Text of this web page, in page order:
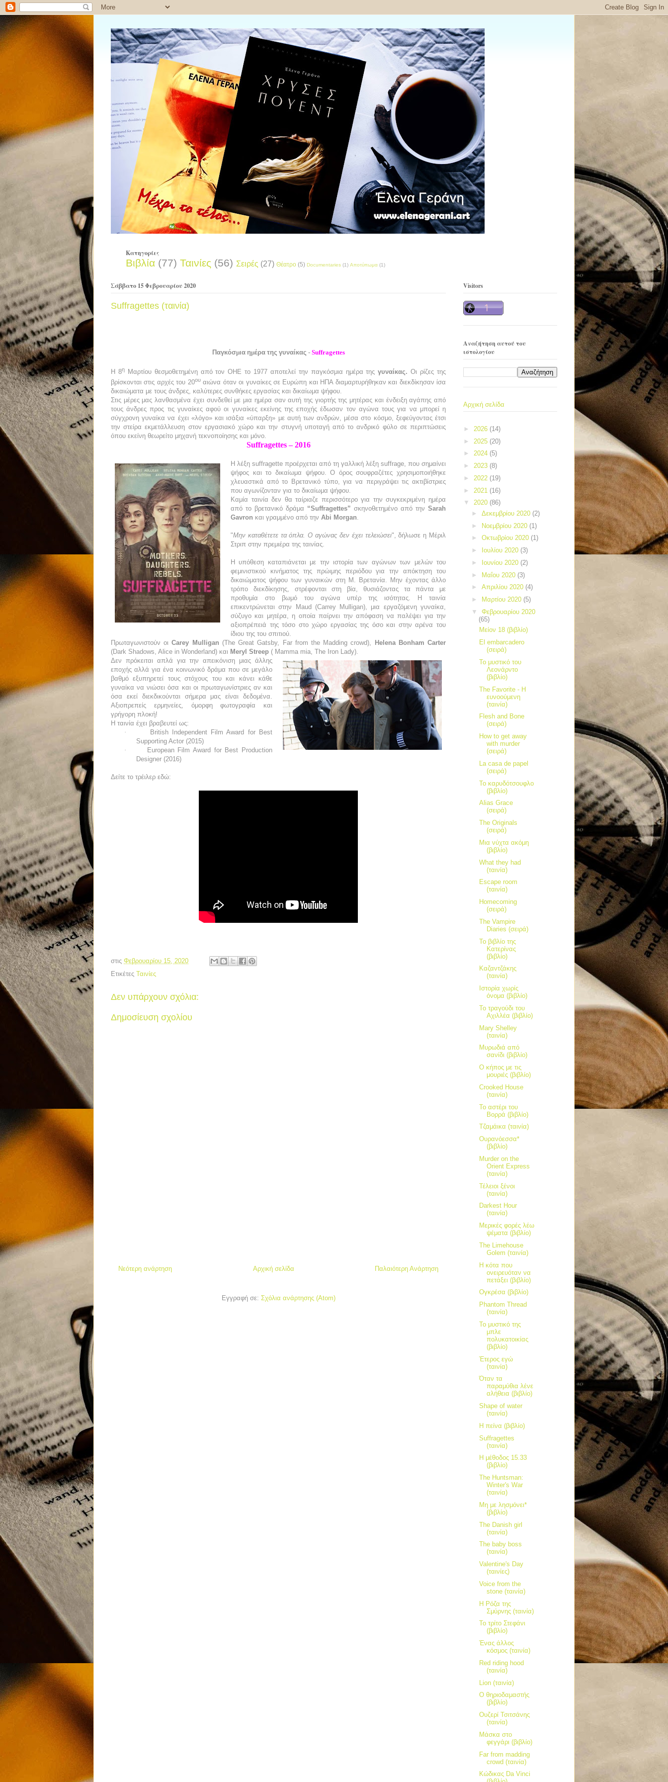
Κατηγορίες
Βιβλία (77) Ταινίες (56) Σειρές (27) Θέατρο (5) Documentaries (1) Αποτύπωμα (1)
Σάββατο 15 Φεβρουαρίου 2020
Suffragettes (ταινία)
Παγκόσμια ημέρα της γυναίκας - Suffragettes
Η 8ηΜαρτίου θεσμοθετημένη από τον ΟΗΕ το 1977 αποτελεί την παγκόσμια ημέρα τηςγυναίκας.Οι ρίζες της
βρίσκονται στις αρχές του 20ουαιώνα όταν οι γυναίκες σε Ευρώπη και ΗΠΑ διαμαρτυρήθηκαν και διεκδίκησαν ίσα
δικαιώματα με τους άνδρες, καλύτερες συνθήκες εργασίας και δικαίωμα ψήφου.
Στις μέρες μας λανθασμένα έχει συνδεθεί με μια ημέρα σαν αυτή της γιορτής της μητέρας και ένδειξη αγάπης από
τους άνδρες προς τις γυναίκες αφού οι γυναίκες εκείνης της εποχής έδωσαν τον αγώνα τους για να μπορεί η
σύγχρονη γυναίκα να έχει «λόγο» και ισάξια «ύπαρξη» με αυτή των ανδρών, μέσα στο κόσμο, ξεφεύγοντας έτσι
την στείρα εκμετάλλευση στον εργασιακό χώρο και την στυγνή υποταγή από το ανδρικό φύλο σε περιπτώσεις
όπου εκείνη θεωρείτο μηχανή τεκνοποίησης και μόνο.
Suffragettes– 2016
Η λέξη suffragette προέρχεται από τη γαλλική λέξη suffrage, που σημαίνει
ψήφος και το δικαίωμα ψήφου. Ο όρος σουφραζέτες χρησιμοποιήθηκε
χλευαστικά από το Βρετανικό τύπο, για να περιγράψει τις ακτιβίστριες
που αγωνίζονταν για το δικαίωμα ψήφου.
Καμία ταινία δεν θα ταίριαζε περισσότερο για την συγκεκριμένη ημέρα
από το βρετανικό δράμα “Suffragettes” σκηνοθετημένο από την Sarah
Gavron και γραμμένο από την Abi Morgan.
"Μην καταθέτετε τα όπλα. Ο αγώνας δεν έχει τελειώσει", δήλωσε η Μέριλ
Στριπ στην πρεμιέρα της ταινίας.
Η υπόθεση καταπιάνεται με την ιστορία των αγώνων των μελών του
φεμινιστικού κινήματος της πρώιμης περιόδου για την απόκτηση του
δικαιώματος ψήφου των γυναικών στη Μ. Βρετανία. Μην έχοντας άλλο
τρόπο διεκδίκησης, στρέφονται στη βία, θυσιάζοντας
τα πάντα με
προθυμία στο βωμό του αγώνα υπέρ της ισότητας. Η ταινία
επικεντρώνεται στην Maud (CarreyMulligan), μια εργαζόμενη γυναίκα,
σύζυγο και μητέρα, η οποία παίρνει την απόφαση να παλέψει για την
αξιοπρέπειά της τόσο στο χώρο εργασίας της όσο και στην αρένα του
ίδιου της του σπιτιού.
Πρωταγωνιστούν οι Carey Mulligan (The Great Gatsby, Far from the Madding crowd),
Helena Bonham Carter
(Dark Shadows, Alice in Wonderland) και Meryl Streep ( Mamma mia, The Iron Lady).
Δεν πρόκειται απλά για την απεικόνιση μιας άλλης
εποχής αλλά για ένα κοινωνικό δράμα που σε μεγάλο
βαθμό εξυπηρετεί τους στόχους του και κάνει κάθε
γυναίκα να νιώσει όσα και οι πρωταγωνίστριες αν και
όσα εκεί διεκδικούνται σήμερα μας είναι δεδομένα.
Αξιοπρεπείς ερμηνείες, όμορφη φωτογραφία και
γρήγορη πλοκή!
Η ταινία έχει βραβευτεί ως:
·
British Independent Film Award for Best
Supporting Actor (2015)
·
European Film Award for Best Production
Designer (2016)
Δείτε το τρέιλερ εδώ:
στις Φεβρουαρίου 15, 2020
Ετικέτες Ταινίες
Δεν υπάρχουν σχόλια:
Δημοσίευση σχολίου
Νεότερη ανάρτηση Παλαιότερη Ανάρτηση
Αρχική σελίδα
Εγγραφή σε: Σχόλια ανάρτησης (Atom)
Visitors
Αναζήτηση αυτού του
ιστολογίου
Αρχική σελίδα
► 2026 (14)
► 2025 (20)
► 2024 (5)
► 2023 (8)
► 2022 (19)
► 2021 (16)
▼ 2020 (86)
► Δεκεμβρίου 2020 (2)
► Νοεμβρίου 2020 (1)
► Οκτωβρίου 2020 (1)
►
Ιουλίου 2020 (3)
►
Ιουνίου 2020 (2)
► Μαΐου 2020 (3)
► Απριλίου 2020 (4)
►
Μαρτίου 2020 (5)
▼ Φεβρουαρίου 2020
(65)
Μείον 18 (βιβλίο)
El embarcadero
(σειρά)
Το μυστικό του
Λεονάρντο
(βιβλίο)
The Favorite - Η
ευνοούμενη
(ταινία)
Flesh and Bone
(σειρά)
How to get away
with murder
(σειρά)
La casa de papel
(σειρά)
Το καρυδότσουφλο
(βιβλίο)
Alias Grace
(σειρά)
The Originals
(σειρά)
Μια νύχτα ακόμη
(βιβλίο)
What they had
(ταινία)
Escape room
(ταινία)
Homecoming
(σειρά)
The Vampire
Diaries (σειρά)
Το βιβλίο της
Κατερίνας
(βιβλίο)
Καζαντζάκης
(ταινία)
Ιστορία χωρίς
όνομα (βιβλίο)
Το τραγούδι του
Αχιλλέα (βιβλίο)
Mary Shelley
(ταινία)
Μυρωδιά από
σανίδι (βιβλίο)
Ο κήπος με τις
μουριές (βιβλίο)
Crooked House
(ταινία)
Το αστέρι του
Βορρά (βιβλίο)
Τζαμάικα (ταινία)
Ουρανόεσσα*
(βιβλίο)
Murder on the
Orient Express
(ταινία)
Τέλειοι ξένοι
(ταινία)
Darkest Hour
(ταινία)
Μερικές φορές λέω
ψέματα (βιβλίο)
The Limehouse
Golem (ταινία)
Η κότα που
ονειρευόταν να
πετάξει (βιβλίο)
Ογκρέσα (βιβλίο)
Phantom Thread
(ταινία)
Το μυστικό της
μπλε
πολυκατοικίας
(βιβλίο)
Έτερος εγώ
(ταινία)
Όταν τα
παραμύθια λένε
αλήθεια (βιβλίο)
Shape of water
(ταινία)
Η πείνα (βιβλίο)
Suffragettes
(ταινία)
Η μέθοδος 15.33
(βιβλίο)
The Huntsman:
Winter's War
(ταινία)
Μη με λησμόνει*
(βιβλίο)
The Danish girl
(ταινία)
The baby boss
(ταινία)
Valentine's Day
(ταινίες)
Voice from the
stone (ταινία)
Η Ρόζα της
Σμύρνης (ταινία)
Το τρίτο Στεφάνι
(βιβλίο)
Ένας άλλος
κόσμος (ταινία)
Red riding hood
(ταινία)
Lion (ταινία)
Ο θηριοδαμαστής
(βιβλίο)
Ουζερί Τσιτσάνης
(ταινία)
Μάσκα στο
φεγγάρι (βιβλίο)
Far from madding
crowd (ταινία)
Κώδικας Da Vinci